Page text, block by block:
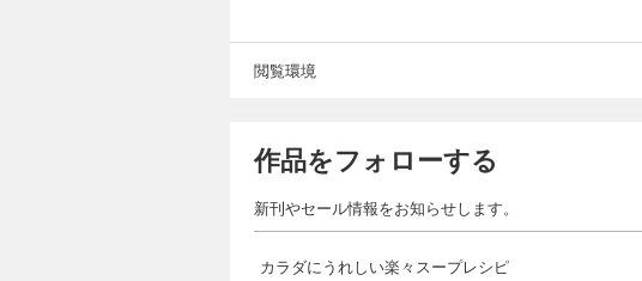
閲覧環境
作品をフォローする
新刊やセール情報をお知らせします。
カラダにうれしい楽々スープレシピ